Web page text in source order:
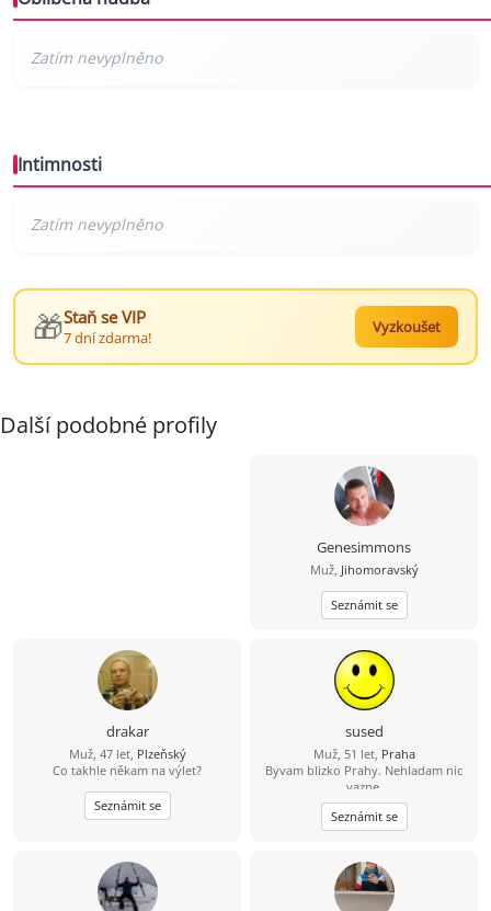
Intimnosti
🎁Staň se VIP
7 dní zdarma!
Vyzkoušet
Další podobné profily
Genesimmons
Muž, Jihomoravský
Seznámit se
drakar
Muž, 47 let, Plzeňský
Co takhle někam na výlet?
Seznámit se
sused
Muž, 51 let, Praha
Byvam blizko Prahy. Nehladam nic
vazne.
Seznámit se